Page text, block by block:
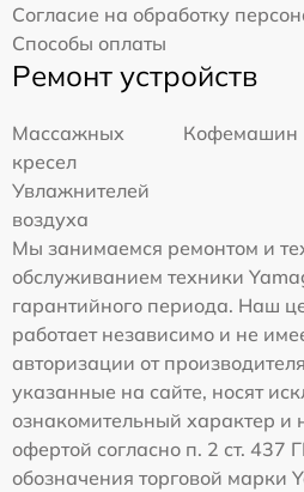
Согласие на обработку
Способы оплаты
Ремонт устройств
Массажных
кресел
Кофемашин
Увлажнителей
воздуха
Мы занимаемся ремонтом и
обслуживанием техники
гарантийного периода. Наш
работает независимо и не
авторизации от
указанные на сайте, носят
ознакомительный характер и
офертой согласно п. 2 ст. 437
обозначения торговой марки